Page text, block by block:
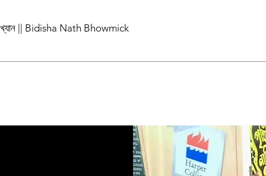
|| Bidisha Nath Bhowmick